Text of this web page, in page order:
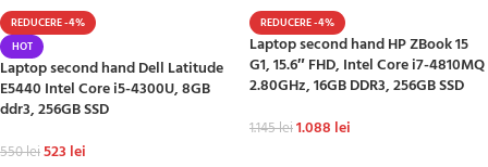
REDUCERE -4%
HOT
Laptop second hand Dell Latitude
E5440 Intel Core i5-4300U, 8GB
ddr3, 256GB SSD
550lei523 lei
REDUCERE -4%
Laptop second hand HP ZBook 15
G1, 15.6″ FHD, Intel Core i7-4810MQ
2.80GHz, 16GB DDR3, 256GB SSD
1.145lei1.088 lei